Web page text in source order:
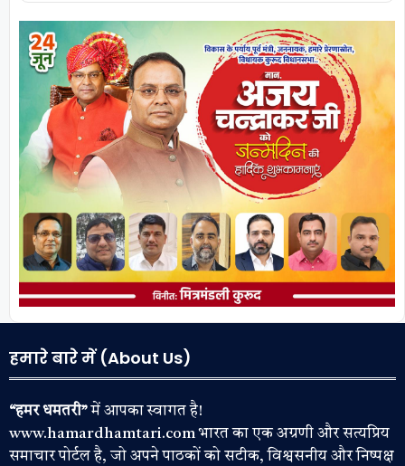
हमारे बारे में (About Us)
“हमर धमतरी”में आपका स्वागत है!
www.hamardhamtari.com भारत का एक अग्रणी और सत्यप्रिय
समाचार पोर्टल है, जो अपने पाठकों को सटीक, विश्वसनीय और निष्पक्ष